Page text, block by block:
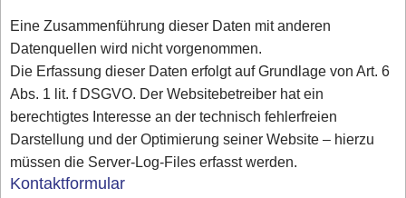
Eine Zusammenführung dieser Daten mit anderen
Datenquellen wird nicht vorgenommen.
Die Erfassung dieser Daten erfolgt auf Grundlage von Art. 6
Abs. 1 lit. f DSGVO. Der Websitebetreiber hat ein
berechtigtes Interesse an der technisch fehlerfreien
Darstellung und der Optimierung seiner Website – hierzu
müssen die Server-Log-Files erfasst werden.
Kontaktformular